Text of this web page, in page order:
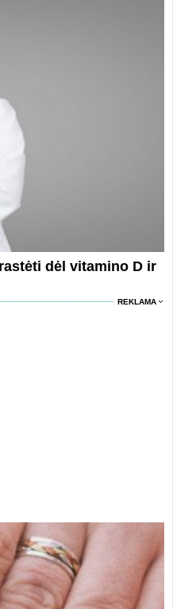
dėl vitamino D ir
REKLAMA